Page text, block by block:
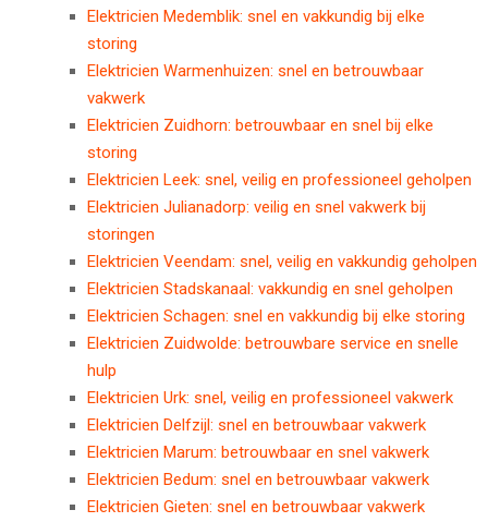
Elektricien Medemblik: snel en vakkundig bij elke
storing
Elektricien Warmenhuizen: snel en betrouwbaar
vakwerk
Elektricien Zuidhorn: betrouwbaar en snel bij elke
storing
Elektricien Leek: snel, veilig en professioneel geholpen
Elektricien Julianadorp: veilig en snel vakwerk bij
storingen
Elektricien Veendam: snel, veilig en vakkundig geholpen
Elektricien Stadskanaal: vakkundig en snel geholpen
Elektricien Schagen: snel en vakkundig bij elke storing
Elektricien Zuidwolde: betrouwbare service en snelle
hulp
Elektricien Urk: snel, veilig en professioneel vakwerk
Elektricien Delfzijl: snel en betrouwbaar vakwerk
Elektricien Marum: betrouwbaar en snel vakwerk
Elektricien Bedum: snel en betrouwbaar vakwerk
Elektricien Gieten: snel en betrouwbaar vakwerk